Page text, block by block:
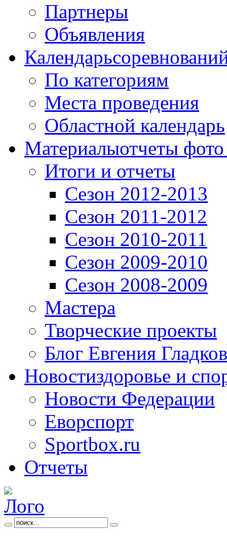
Партнеры
Объявления
Календарь
По категориям
Места проведения
Областной календарь
Материалыотчеты
Итоги и отчеты
Сезон 2012-2013
Сезон 2011-2012
Сезон 2010-2011
Сезон 2009-2010
Сезон 2008-2009
Мастера
Творческие проекты
Блог Евгения
Новостиздоровье и
Новости Федерации
Еворспорт
Sportbox.ru
Отчеты